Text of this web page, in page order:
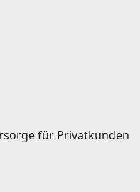
für Privatkunden